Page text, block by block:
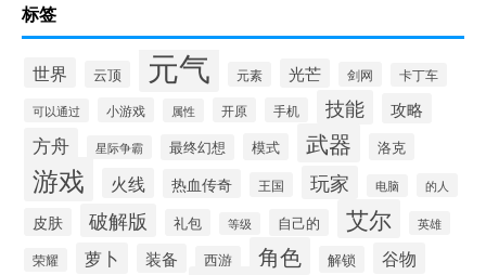
标签
世界 云顶 元气 元素 光芒 剑网 卡丁车
可以通过 小游戏 属性 开原 手机 技能 攻略
方舟 星际争霸 最终幻想 模式 武器 洛克
游戏 火线 热血传奇 王国 玩家 电脑 的人
皮肤 破解版 礼包 等级 自己的 艾尔 英雄
荣耀 萝卜 装备 西游 角色 解锁 谷物